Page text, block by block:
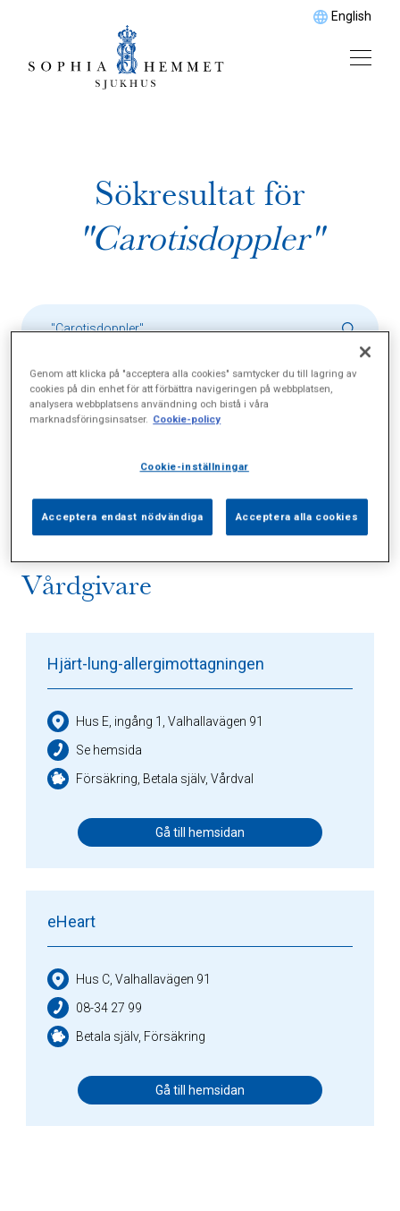
English
Sökresultat för
"Carotisdoppler"
Vårdgivare
Hjärt-lung-allergimottagningen
Hus E, ingång 1, Valhallavägen 91
Se hemsida
Försäkring, Betala själv, Vårdval
Gå till hemsidan
eHeart
Hus C, Valhallavägen 91
08-34 27 99
Betala själv, Försäkring
Gå till hemsidan
Genom att klicka på "acceptera alla cookies" samtycker du till lagring av
cookies på din enhet för att förbättra navigeringen på webbplatsen,
analysera webbplatsens användning och bistå i våra
marknadsföringsinsatser. Cookie-policy
Cookie-inställningar
Acceptera endast nödvändiga Acceptera alla cookies